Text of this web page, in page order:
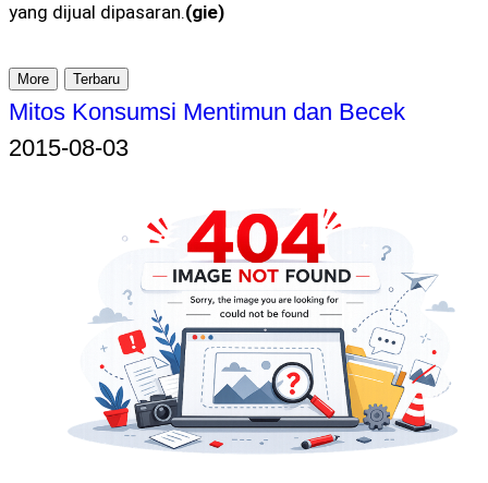
yang dijual dipasaran.(gie)
More Terbaru
Mitos Konsumsi Mentimun dan Becek
2015-08-03